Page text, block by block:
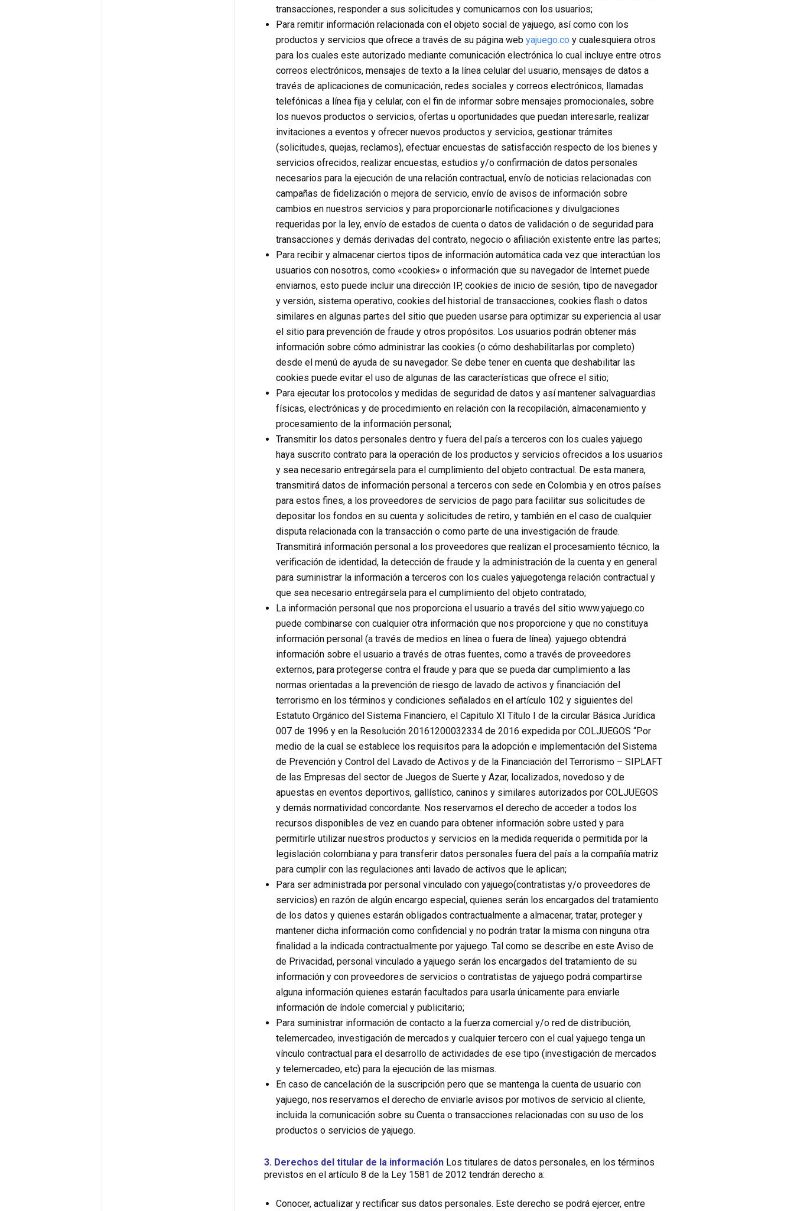
transacciones, responder a sus solicitudes y comunicarnos con los usuarios;
Para remitir información relacionada con el objeto social de yajuego, así como con los
productos y servicios que ofrece a través de su página web yajuego.co y cualesquiera otros
para los cuales este autorizado mediante comunicación electrónica lo cual incluye entre otros
correos electrónicos, mensajes de texto a la línea celular del usuario, mensajes de datos a
través de aplicaciones de comunicación, redes sociales y correos electrónicos, llamadas
telefónicas a línea fija y celular, con el fin de informar sobre mensajes promocionales, sobre
los nuevos productos o servicios, ofertas u oportunidades que puedan interesarle, realizar
invitaciones a eventos y ofrecer nuevos productos y servicios, gestionar trámites
(solicitudes, quejas, reclamos), efectuar encuestas de satisfacción respecto de los bienes y
servicios ofrecidos, realizar encuestas, estudios y/o confirmación de datos personales
necesarios para la ejecución de una relación contractual, envío de noticias relacionadas con
campañas de fidelización o mejora de servicio, envío de avisos de información sobre
cambios en nuestros servicios y para proporcionarle notificaciones y divulgaciones
requeridas por la ley, envío de estados de cuenta o datos de validación o de seguridad para
transacciones y demás derivadas del contrato, negocio o afiliación existente entre las partes;
Para recibir y almacenar ciertos tipos de información automática cada vez que interactúan los
usuarios con nosotros, como «cookies» o información que su navegador de Internet puede
enviarnos, esto puede incluir una dirección IP, cookies de inicio de sesión, tipo de navegador
y versión, sistema operativo, cookies del historial de transacciones, cookies flash o datos
similares en algunas partes del sitio que pueden usarse para optimizar su experiencia al usar
el sitio para prevención de fraude y otros propósitos. Los usuarios podrán obtener más
información sobre cómo administrar las cookies (o cómo deshabilitarlas por completo)
desde el menú de ayuda de su navegador. Se debe tener en cuenta que deshabilitar las
cookies puede evitar el uso de algunas de las características que ofrece el sitio;
Para ejecutar los protocolos y medidas de seguridad de datos y así mantener salvaguardias
físicas, electrónicas y de procedimiento en relación con la recopilación, almacenamiento y
procesamiento de la información personal;
Transmitir los datos personales dentro y fuera del país a terceros con los cuales yajuego
haya suscrito contrato para la operación de los productos y servicios ofrecidos a los usuarios
y sea necesario entregársela para el cumplimiento del objeto contractual. De esta manera,
transmitirá datos de información personal a terceros con sede en Colombia y en otros países
para estos fines, a los proveedores de servicios de pago para facilitar sus solicitudes de
depositar los fondos en su cuenta y solicitudes de retiro, y también en el caso de cualquier
disputa relacionada con la transacción o como parte de una investigación de fraude.
Transmitirá información personal a los proveedores que realizan el procesamiento técnico, la
verificación de identidad, la detección de fraude y la administración de la cuenta y en general
para suministrar la información a terceros con los cuales yajuegotenga relación contractual y
que sea necesario entregársela para el cumplimiento del objeto contratado;
La información personal que nos proporciona el usuario a través del sitio www.yajuego.co
puede combinarse con cualquier otra información que nos proporcione y que no constituya
información personal (a través de medios en línea o fuera de línea). yajuego obtendrá
información sobre el usuario a través de otras fuentes, como a través de proveedores
externos, para protegerse contra el fraude y para que se pueda dar cumplimiento a las
normas orientadas a la prevención de riesgo de lavado de activos y financiación del
terrorismo en los términos y condiciones señalados en el artículo 102 y siguientes del
Estatuto Orgánico del Sistema Financiero, el Capitulo XI Título I de la circular Básica Jurídica
007 de 1996 y en la Resolución 20161200032334 de 2016 expedida por COLJUEGOS “Por
medio de la cual se establece los requisitos para la adopción e implementación del Sistema
de Prevención y Control del Lavado de Activos y de la Financiación del Terrorismo – SIPLAFT
de las Empresas del sector de Juegos de Suerte y Azar, localizados, novedoso y de
apuestas en eventos deportivos, gallístico, caninos y similares autorizados por COLJUEGOS
y demás normatividad concordante. Nos reservamos el derecho de acceder a todos los
recursos disponibles de vez en cuando para obtener información sobre usted y para
permitirle utilizar nuestros productos y servicios en la medida requerida o permitida por la
legislación colombiana y para transferir datos personales fuera del país a la compañía matriz
para cumplir con las regulaciones anti lavado de activos que le aplican;
Para ser administrada por personal vinculado con yajuego(contratistas y/o proveedores de
servicios) en razón de algún encargo especial, quienes serán los encargados del tratamiento
de los datos y quienes estarán obligados contractualmente a almacenar, tratar, proteger y
mantener dicha información como confidencial y no podrán tratar la misma con ninguna otra
finalidad a la indicada contractualmente por yajuego. Tal como se describe en este Aviso de
de Privacidad, personal vinculado a yajuego serán los encargados del tratamiento de su
información y con proveedores de servicios o contratistas de yajuego podrá compartirse
alguna información quienes estarán facultados para usarla únicamente para enviarle
información de índole comercial y publicitario;
Para suministrar información de contacto a la fuerza comercial y/o red de distribución,
telemercadeo, investigación de mercados y cualquier tercero con el cual yajuego tenga un
vínculo contractual para el desarrollo de actividades de ese tipo (investigación de mercados
y telemercadeo, etc) para la ejecución de las mismas.
En caso de cancelación de la suscripción pero que se mantenga la cuenta de usuario con
yajuego, nos reservamos el derecho de enviarle avisos por motivos de servicio al cliente,
incluida la comunicación sobre su Cuenta o transacciones relacionadas con su uso de los
productos o servicios de yajuego.
3. Derechos del titular de la información Los titulares de datos personales, en los términos
previstos en el artículo 8 de la Ley 1581 de 2012 tendrán derecho a:
Conocer, actualizar y rectificar sus datos personales. Este derecho se podrá ejercer, entre